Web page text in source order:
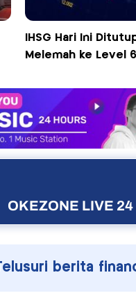
IHSG Hari Ini
Melemah ke Level
OKEZONE LIVE 24
Telusuri berita